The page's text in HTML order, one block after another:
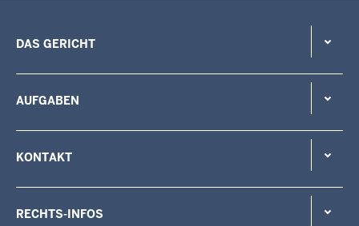
DAS GERICHT
AUFGABEN
KONTAKT
RECHTS-INFOS